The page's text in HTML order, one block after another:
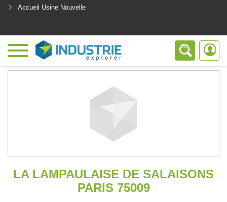
Accueil Usine Nouvelle
LA LAMPAULAISE DE SALAISONS
PARIS 75009